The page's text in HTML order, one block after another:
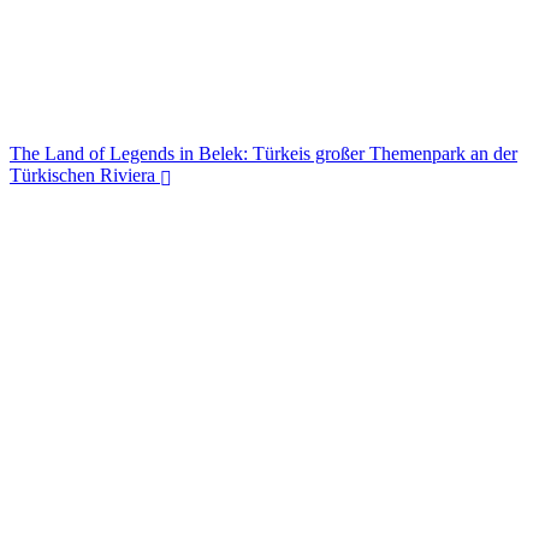
The Land of Legends in Belek: Türkeis großer Themenpark an der
Türkischen Riviera